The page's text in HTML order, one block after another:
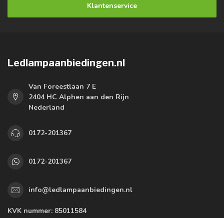
Klantenservice
Ledlampaanbiedingen.nl
Van Foreestlaan 7 E
2404 HC Alphen aan den Rijn
Nederland
0172-201367
0172-201367
info@ledlampaanbiedingen.nl
KVK nummer: 85011584